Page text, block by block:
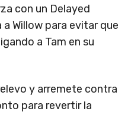
con un Delayed
Willow para evitar que
a Tam en su
y arremete contra
para revertir la